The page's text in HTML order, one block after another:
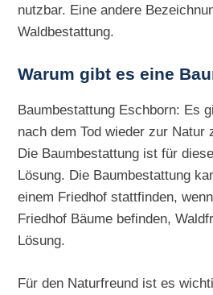
nutzbar. Eine andere
Waldbestattung.
Warum gibt es eine
Baumbestattung Eschborn: Es
nach dem Tod wieder zur Natur
Die Baumbestattung ist für
Lösung. Die Baumbestattung
einem Friedhof stattfinden,
Friedhof Bäume befinden,
Lösung.
Für den Naturfreund ist es